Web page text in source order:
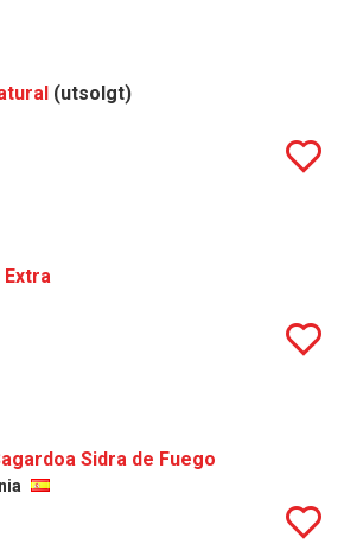
(utsolgt)
Extra
Sidra de Fuego